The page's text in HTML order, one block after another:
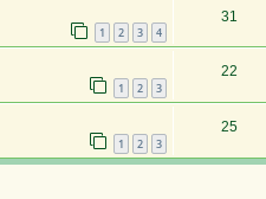
1 2 3 4
31
1 2 3
22
1 2 3
25